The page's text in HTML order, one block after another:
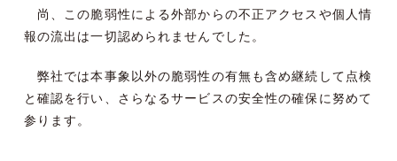
尚、この脆弱性による外部からの不正アクセスや個人情
報の流出は一切認められませんでした。
弊社では本事象以外の脆弱性の有無も含め継続して点検
と確認を行い、さらなるサービスの安全性の確保に努めて
参ります。